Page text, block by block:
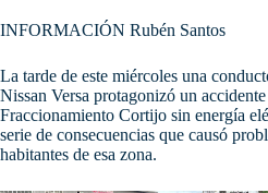
INFORMACIÓN Rubén Santos
La tarde de este miércoles una
Nissan Versa protagonizó un
Fraccionamiento Cortijo sin energía
serie de consecuencias que causó
habitantes de esa zona.